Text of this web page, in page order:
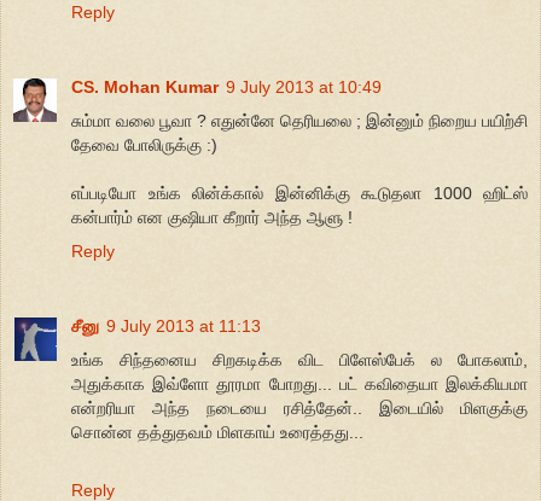
Reply
CS. Mohan Kumar 9 July 2013 at 10:49
சும்மா வலை பூவா ? எதுன்னே தெரியலை ; இன்னும் நிறைய பயிற்சி
தேவை போலிருக்கு :)
எப்படியோ உங்க லின்க்கால் இன்னிக்கு கூடுதலா 1000 ஹிட்ஸ்
கன்பார்ம் என குஷியா கீறார் அந்த ஆளு !
Reply
சீனு 9 July 2013 at 11:13
உங்க சிந்தனைய சிறகடிக்க விட பிளேஸ்பேக் ல போகலாம்,
அதுக்காக இவ்ளோ தூரமா போறது... பட் கவிதையா இலக்கியமா
என்றரியா அந்த நடையை ரசித்தேன்.. இடையில் மிளகுக்கு
சொன்ன தத்துதவம் மிளகாய் உரைத்தது...
Reply